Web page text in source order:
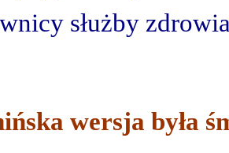
służby
wersja była